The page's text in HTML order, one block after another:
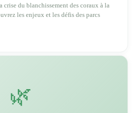
du blanchissement des coraux à la
les enjeux et les défis des parcs
🌿